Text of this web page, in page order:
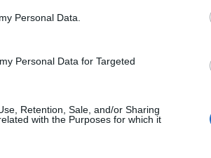
Personal Data.
Personal Data for Targeted
Retention, Sale, and/or Sharing
with the Purposes for which it
restano, ma
la reale influenza di un
soltanto sicurezza o
di governo si trasforma
personale, gestita
È su questo
della diplomazia
solo le strutture a